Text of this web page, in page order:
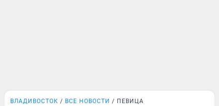
ВЛАДИВОСТОК ВСЕ НОВОСТИ ПЕВИЦА